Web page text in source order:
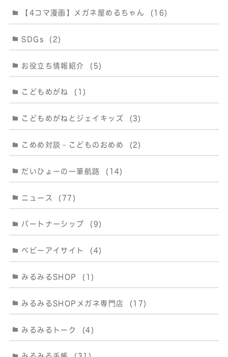
【4コマ漫画】メガネ屋めるちゃん (16)
SDGs (2)
お役立ち情報紹介 (5)
こどもめがね (1)
こどもめがねとジェイキッズ (3)
こめめ対談－こどものおめめ (2)
だいひょーの一筆航路 (14)
ニュース (77)
パートナーシップ (9)
ベビーアイサイト (4)
みるみるSHOP (1)
みるみるSHOPメガネ専門店 (17)
みるみるトーク (4)